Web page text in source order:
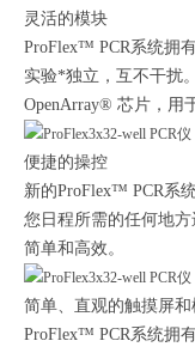
灵活的模块
ProFlex™ PCR系统拥
实验*独立，互不干扰
OpenArray® 芯片，用
便捷的操控
新的ProFlex™ PCR系
您日程所需的任何地
简单和高效。
简单、直观的触摸屏
ProFlex™ PCR系统拥